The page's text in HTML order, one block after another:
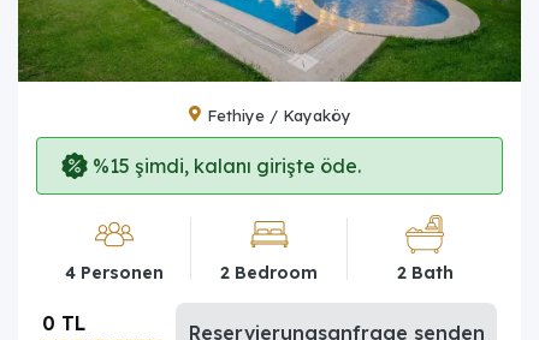
Fethiye / Kayaköy
%15 şimdi, kalanı girişte öde.
4 Personen 2 Bedroom 2 Bath
0 TL Reservierungsanfrage senden